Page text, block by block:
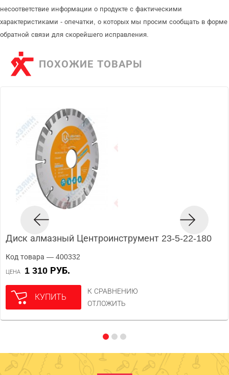
несоответствие информации о продукте с фактическими
характеристиками - опечатки, о которых мы просим сообщать в форме
обратной связи для скорейшего исправления.
ПОХОЖИЕ ТОВАРЫ
Диск алмазный Центроинструмент 23-5-22-180
Код товара — 400332
ЦЕНА 1 310 РУБ.
КУПИТЬ
К СРАВНЕНИЮ
ОТЛОЖИТЬ